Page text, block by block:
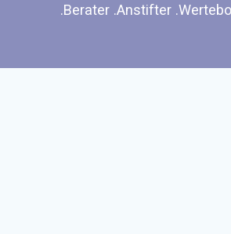
.Berater .Anstifter